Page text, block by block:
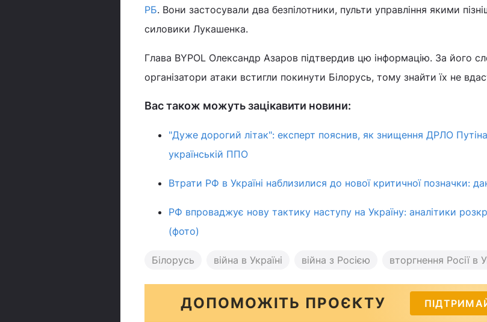
РБ. Вони застосували два безпілотники, пульти управління якими
силовики Лукашенка.
Глава BYPOL Олександр Азаров підтвердив цю інформацію. За його
організатори атаки встигли покинути Білорусь, тому знайти їх не
Вас також можуть зацікавити новини:
"Дуже дорогий літак": експерт пояснив, як знищення ДРЛО
українській ППО
Втрати РФ в Україні наблизилися до нової критичної позначки:
РФ впроваджує нову тактику наступу на Україну: аналітики
(фото)
Білорусь війна в Україні війна з Росією вторгнення Росії в
ДОПОМОЖІТЬ ПРОЄКТУ